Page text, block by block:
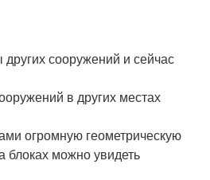
сооружений и сейчас
в других местах
огромную геометрическую
можно увидеть